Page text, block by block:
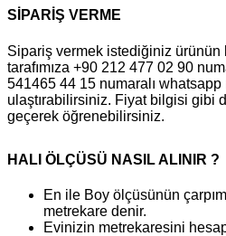
SİPARİŞ VERME
Sipariş vermek istediğiniz
tarafımıza +90 212 477 02 90
541465 44 15 numaralı
ulaştırabilirsiniz. Fiyat bilgisi gibi
geçerek öğrenebilirsiniz.
HALI ÖLÇÜSÜ NASIL ALINIR ?
En ile Boy ölçüsünün
metrekare denir.
Evinizin metrekaresini